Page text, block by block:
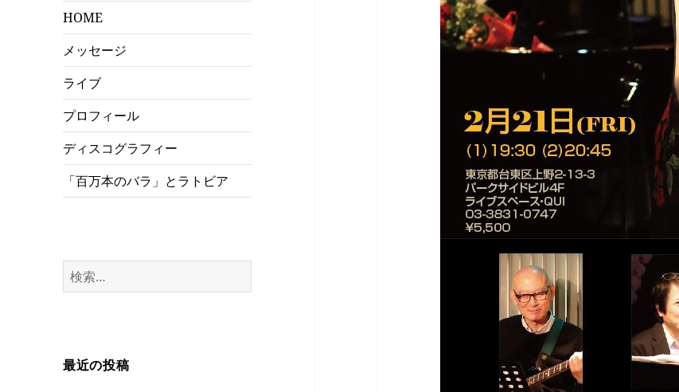
HOME
メッセージ
ライブ
プロフィール
ディスコグラフィー
「百万本のバラ」とラトビア
検
索:
最近の投稿